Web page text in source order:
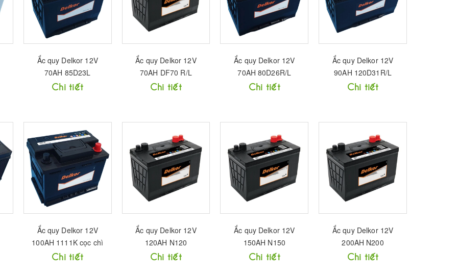
Ắc quy Delkor 12V
70AH 85D23L
Chi tiết
Ắc quy Delkor 12V
70AH DF70 R/L
Chi tiết
Ắc quy Delkor 12V
70AH 80D26R/L
Chi tiết
Ắc quy Delkor 12V
90AH 120D31R/L
Chi tiết
Ắc quy Delkor 12V
100AH 1111K cọc chì
Chi tiết
Ắc quy Delkor 12V
120AH N120
Chi tiết
Ắc quy Delkor 12V
150AH N150
Chi tiết
Ắc quy Delkor 12V
200AH N200
Chi tiết